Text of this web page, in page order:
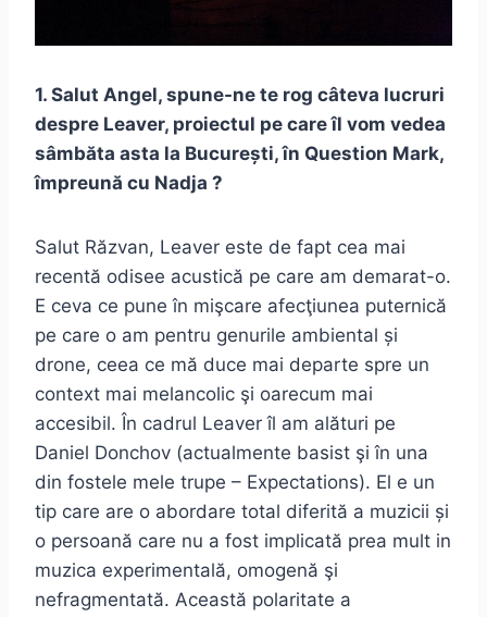
1. Salut Angel, spune-ne te rog câteva lucruri
despre Leaver, proiectul pe care îl vom vedea
sâmbăta asta la București, în Question Mark,
împreună cu Nadja ?
Salut Răzvan, Leaver este de fapt cea mai
recentă odisee acustică pe care am demarat-o.
E ceva ce pune în mişcare afecţiunea puternică
pe care o am pentru genurile ambiental și
drone, ceea ce mă duce mai departe spre un
context mai melancolic şi oarecum mai
accesibil. În cadrul Leaver îl am alături pe
Daniel Donchov (actualmente basist şi în una
din fostele mele trupe – Expectations). El e un
tip care are o abordare total diferită a muzicii și
o persoană care nu a fost implicată prea mult in
muzica experimentală, omogenă şi
nefragmentată. Această polaritate a